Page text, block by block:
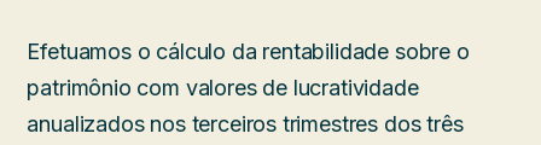
Efetuamos o cálculo da rentabilidade sobre o
patrimônio com valores de lucratividade
anualizados nos terceiros trimestres dos três